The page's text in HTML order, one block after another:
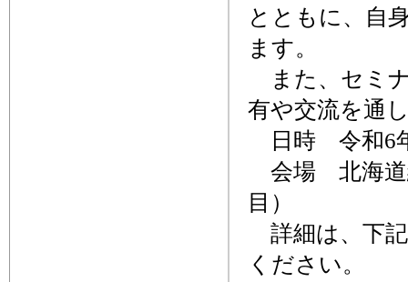
とともに、自
ます。
また、セミ
有や交流を通
日時 令和6年
会場 北海道
目）
詳細は、下
ください。